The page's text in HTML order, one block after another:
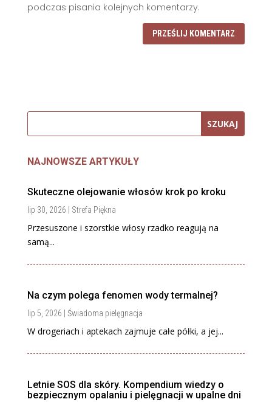
podczas pisania kolejnych komentarzy.
PRZEŚLIJ KOMENTARZ
NAJNOWSZE ARTYKUŁY
Skuteczne olejowanie włosów krok po kroku
lip 30, 2026 Strefa Piękna
Przesuszone i szorstkie włosy rzadko reagują na
samą...
Na czym polega fenomen wody termalnej?
lip 5, 2026 Świadoma pielęgnacja
W drogeriach i aptekach zajmuje całe półki, a jej...
Letnie SOS dla skóry. Kompendium wiedzy o
bezpiecznym opalaniu i pielęgnacji w upalne dni